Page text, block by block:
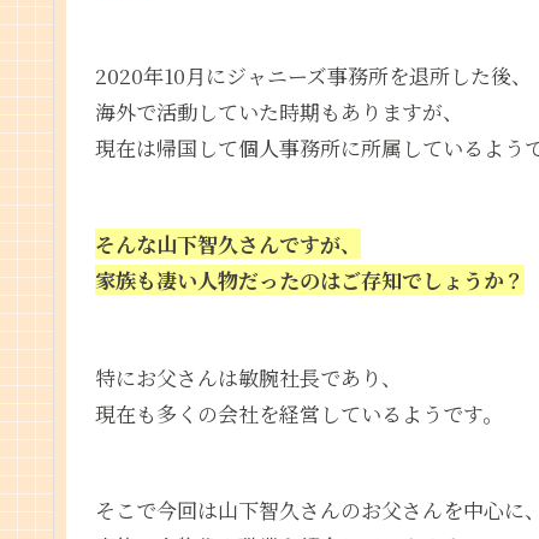
2020年10月にジャニーズ事務所を退所した後、
海外で活動していた時期もありますが、
現在は帰国して個人事務所に所属しているようで
そんな山下智久さんですが、
家族も凄い人物だったのはご存知でしょうか？
特にお父さんは敏腕社長であり、
現在も多くの会社を経営しているようです。
そこで今回は山下智久さんのお父さんを中心に、